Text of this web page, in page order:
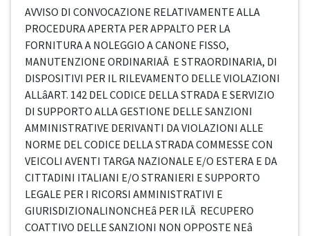
AVVISO DI CONVOCAZIONE RELATIVAMENTE ALLA
PROCEDURA APERTA PER APPALTO PER LA
FORNITURA A NOLEGGIO A CANONE FISSO,
MANUTENZIONE ORDINARIAÂ E STRAORDINARIA, DI
DISPOSITIVI PER IL RILEVAMENTO DELLE VIOLAZIONI
ALLâART. 142 DEL CODICE DELLA STRADA E SERVIZIO
DI SUPPORTO ALLA GESTIONE DELLE SANZIONI
AMMINISTRATIVE DERIVANTI DA VIOLAZIONI ALLE
NORME DEL CODICE DELLA STRADA COMMESSE CON
VEICOLI AVENTI TARGA NAZIONALE E/O ESTERA E DA
CITTADINI ITALIANI E/O STRANIERI E SUPPORTO
LEGALE PER I RICORSI AMMINISTRATIVI E
GIURISDIZIONALINONCHEâ PER ILÂ RECUPERO
COATTIVO DELLE SANZIONI NON OPPOSTE NEâ